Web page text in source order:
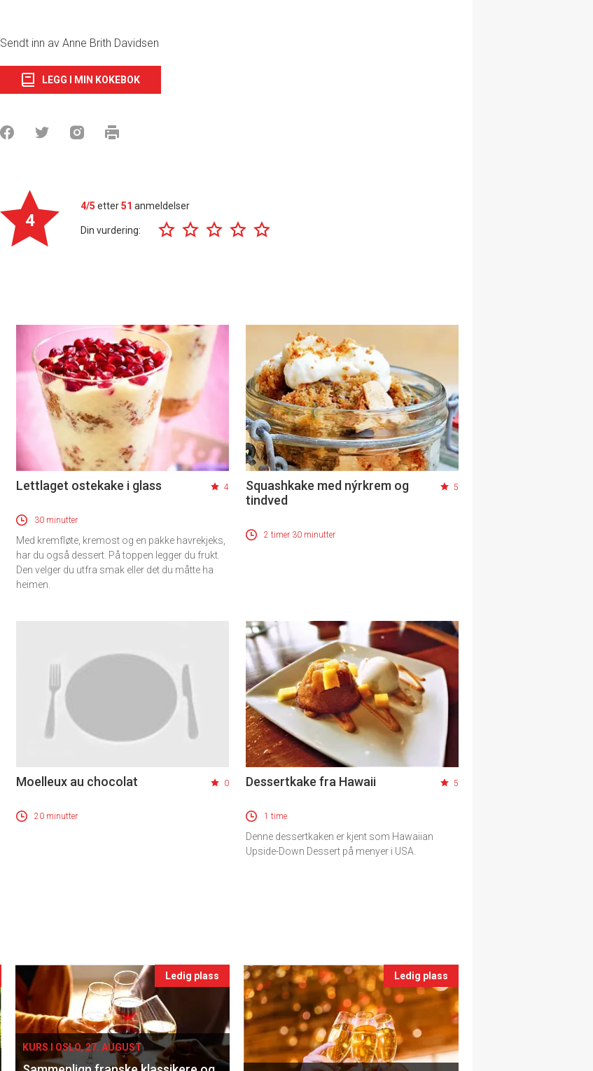
Sendt inn av Anne Brith Davidsen
LEGG I MIN KOKEBOK
4
4/5 etter51 anmeldelser
Din vurdering:
Lettlaget ostekake i glass 4
30 minutter
Med kremfløte, kremost og en pakke havrekjeks,
har du også dessert. På toppen legger du frukt.
Den velger du utfra smak eller det du måtte ha
heimen.
Squashkake med nýrkrem og
tindved
5
2 timer 30 minutter
Moelleux au chocolat 0
20 minutter
Dessertkake fra Hawaii 5
1 time
Denne dessertkaken er kjent som Hawaiian
Upside-Down Dessert på menyer i USA.
Ledig plass
KURS I OSLO, 27. AUGUST
Ledig plass